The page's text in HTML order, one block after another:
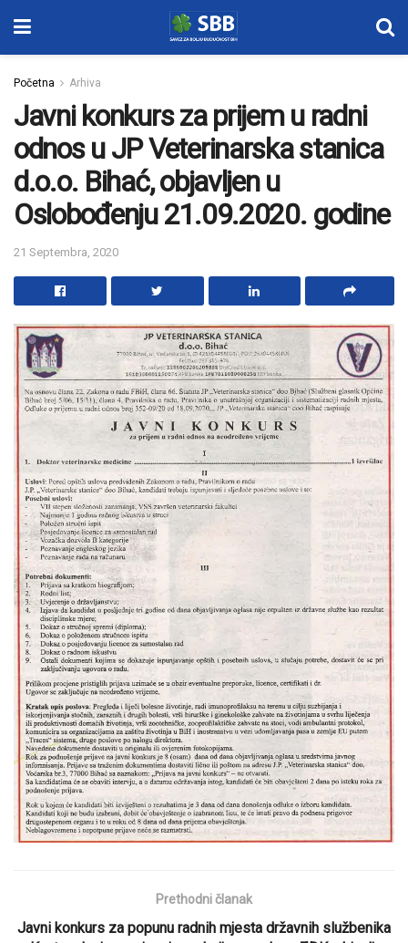
Početna Arhiva
Javni konkurs za prijem u radni
odnos u JP Veterinarska stanica
d.o.o. Bihać, objavljen u
Oslobođenju 21.09.2020. godine
21 Septembra, 2020
Prethodni članak
Javni konkurs za popunu radnih mjesta državnih službenika